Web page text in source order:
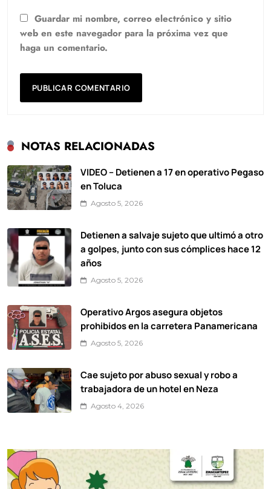
Guardar mi nombre, correo electrónico y sitio
web en este navegador para la próxima vez que
haga un comentario.
NOTAS RELACIONADAS
VIDEO – Detienen a 17 en operativo Pegaso
en Toluca
Agosto 5, 2026
Detienen a salvaje sujeto que ultimó a otro
a golpes, junto con sus cómplices hace 12
años
Agosto 5, 2026
Operativo Argos asegura objetos
prohibidos en la carretera Panamericana
Agosto 5, 2026
Cae sujeto por abuso sexual y robo a
trabajadora de un hotel en Neza
Agosto 4, 2026